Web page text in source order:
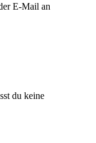
E-Mail an
du keine